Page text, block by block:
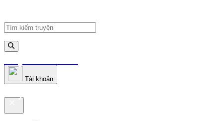
truyenfullz.com
Tài khoản
truyenfullz.com